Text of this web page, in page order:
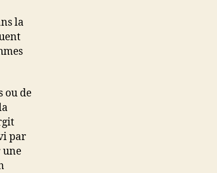
la
ou de
par
une